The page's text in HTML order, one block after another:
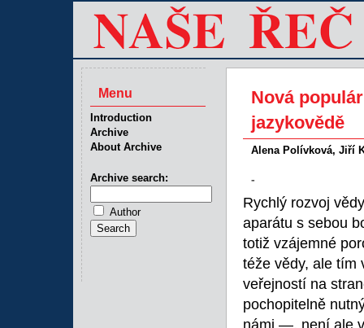
Nová
jazykovědě
Alena Polívková, Jiří
-
Rychlý rozvoj
aparátu s sebou
totiž vzájemné
téže vědy, ale tím
veřejností na
pochopitelně
námi —, není ale
Menu
Introduction
Archive
About Archive
Archive search:
Author